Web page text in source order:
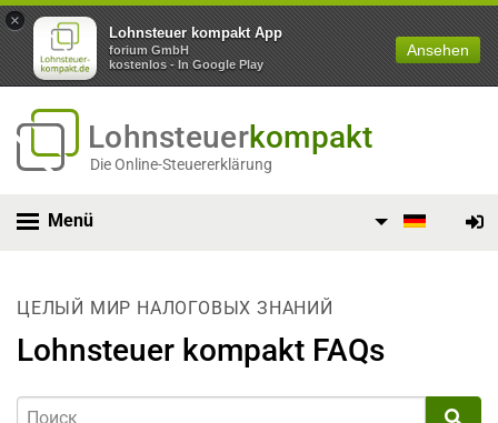
×
Lohnsteuer kompakt App
forium GmbH
kostenlos - In Google Play
Ansehen
Lohnsteuerkompakt
Die Online-Steuererklärung
Menü
ЦЕЛЫЙ МИР НАЛОГОВЫХ ЗНАНИЙ
Lohnsteuer kompakt FAQs